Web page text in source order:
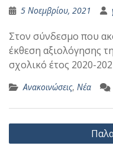
5 Νοεμβρίου, 2021
Στον σύνδεσμο που
έκθεση αξιολόγησης
σχολικό έτος 2020-
Ανακοινώσεις, Νέα
Πλοήγηση
άρθρων